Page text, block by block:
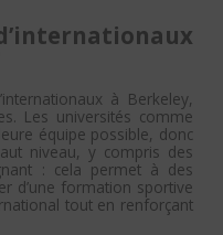
à Berkeley,
Les universités comme
équipe possible, donc
niveau, y compris des
: cela permet à des
d’une formation sportive
tout en renforçant